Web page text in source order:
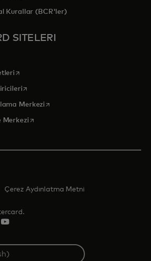
Kurallar (BCR'ler)
SITELERI
in a new tab
opens in a new tab
opens in a new tab
Merkezi opens in a new tab
Merkeziopens in a new tab
Çerez Aydınlatma Metni